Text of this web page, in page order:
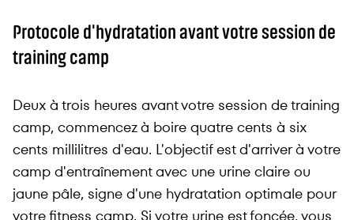
Protocole d'hydratation avant votre session de
training camp
Deux à trois heures avant votre session de training
camp, commencez à boire quatre cents à six
cents millilitres d'eau. L'objectif est d'arriver à votre
camp d'entraînement avec une urine claire ou
jaune pâle, signe d'une hydratation optimale pour
votre fitness camp. Si votre urine est foncée, vous